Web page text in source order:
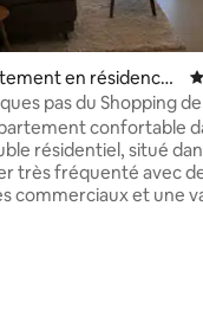
la base de 151
en résidence ⋅
pas du Shopping
confortable
résidentiel, situé
très fréquenté avec
commerciaux et une